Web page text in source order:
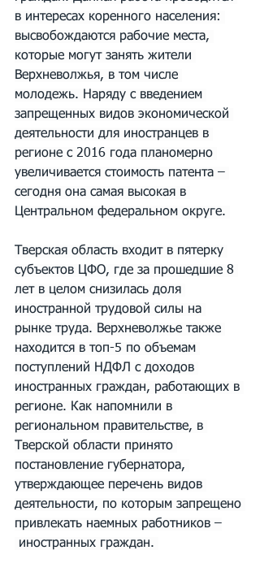
в интересах коренного населения:
высвобождаются рабочие места,
которые могут занять жители
Верхневолжья, в том числе
молодежь. Наряду с введением
запрещенных видов экономической
деятельности для иностранцев в
регионе с 2016 года планомерно
увеличивается стоимость патента –
сегодня она самая высокая в
Центральном федеральном округе.
Тверская область входит в пятерку
субъектов ЦФО, где за прошедшие 8
лет в целом снизилась доля
иностранной трудовой силы на
рынке труда. Верхневолжье также
находится в топ-5 по объемам
поступлений НДФЛ с доходов
иностранных граждан, работающих в
регионе. Как напомнили в
региональном правительстве, в
Тверской области принято
постановление губернатора,
утверждающее перечень видов
деятельности, по которым запрещено
привлекать наемных работников –
иностранных граждан.